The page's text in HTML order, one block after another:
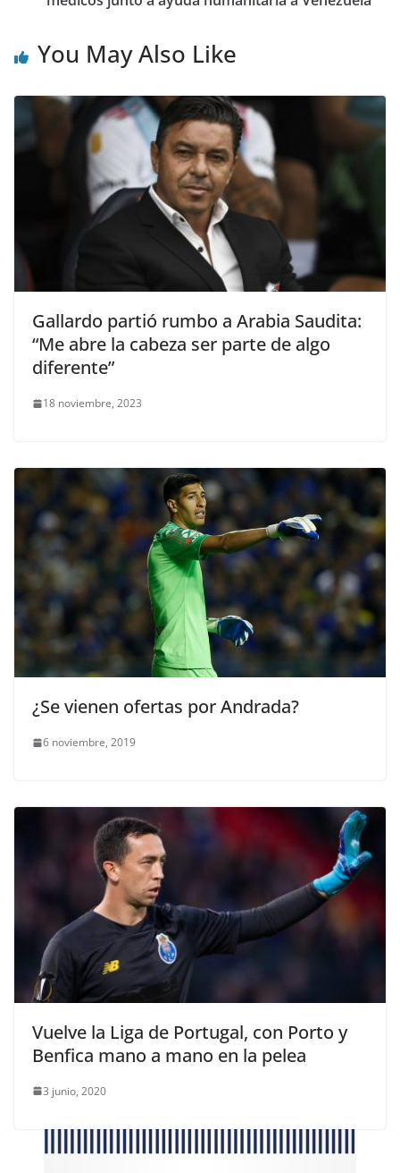
You May Also Like
Gallardo partió rumbo a Arabia Saudita:
“Me abre la cabeza ser parte de algo
diferente”
18 noviembre, 2023
¿Se vienen ofertas por Andrada?
6 noviembre, 2019
Vuelve la Liga de Portugal, con Porto y
Benfica mano a mano en la pelea
3 junio, 2020